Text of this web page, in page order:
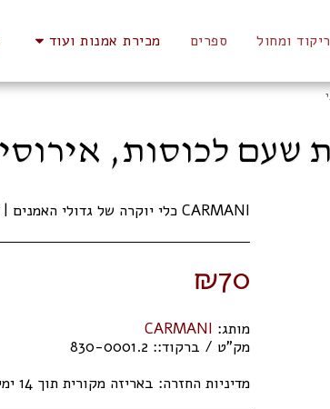
ריקוד ומחול ספרים מכירת אמנות ועוד
CARMANI כלי יוקרה של גדולי האמנים | מתנות
₪70
מותג: CARMANI
מק"ט / ברקוד:: 830-0001.2
מדיניות החזרה: באריזה מקורית תוך 14 ימי עסקים.